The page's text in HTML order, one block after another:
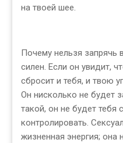
на твоей шее.
Почему нельзя
силен. Если он увидит,
сбросит и тебя, и твою
Он нисколько не будет
такой, он не будет
контролировать.
жизненная энергия; она